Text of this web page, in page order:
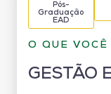
Pós-
Graduação
EAD
O QUE
GESTÃO